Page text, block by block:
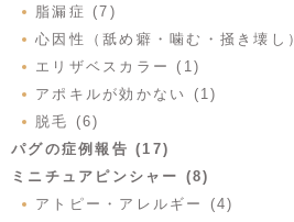
脂漏症 (7)
心因性（舐め癖・噛む・掻き壊し
エリザベスカラー (1)
アポキルが効かない (1)
脱毛 (6)
パグの症例報告 (17)
ミニチュアピンシャー (8)
アトピー・アレルギー (4)